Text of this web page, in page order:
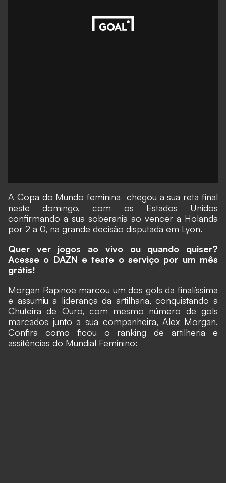
A Copa do Mundo feminina chegou a sua reta final
neste domingo, com os Estados Unidos
confirmando a sua soberania ao vencer a Holanda
por 2 a 0, na grande decisão disputada em Lyon.
Quer ver jogos ao vivo ou quando quiser?
Acesse o DAZN e teste o serviço por um mês
grátis!
Morgan Rapinoe marcou um dos gols da finalíssima
e assumiu a liderança da artilharia, conquistando a
Chuteira de Ouro, com mesmo número de gols
marcados junto a sua companheira, Alex Morgan.
Confira como ficou o ranking de artilheria e
assitências do Mundial Feminino: